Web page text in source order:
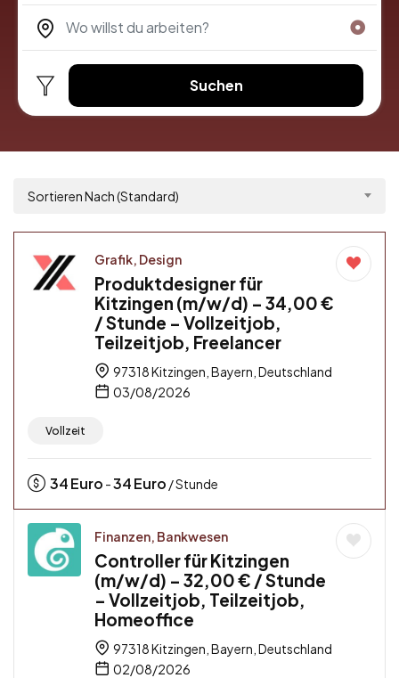
Suchen
Sortieren Nach (Standard)
Grafik, Design
Produktdesigner für
Kitzingen (m/w/d) – 34,00 €
/ Stunde – Vollzeitjob,
Teilzeitjob, Freelancer
97318 Kitzingen, Bayern, Deutschland
03/08/2026
Vollzeit
34Euro -34Euro / Stunde
Finanzen, Bankwesen
Controller für Kitzingen
(m/w/d) – 32,00 € / Stunde
– Vollzeitjob, Teilzeitjob,
Homeoffice
97318 Kitzingen, Bayern, Deutschland
02/08/2026